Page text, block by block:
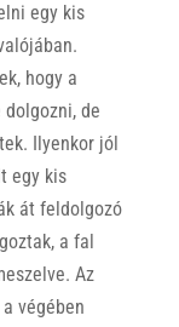
egy kis
hogy a
de
Ilyenkor jól
egy kis
át feldolgozó
a fal
Az
végében